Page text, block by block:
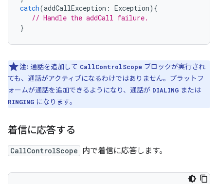
catch(addCallException : Exception){
// Handle the addCall failure.
}
注: 通話を追加して CallControlScope ブロックが実行され
ても、通話がアクティブになるわけではありません。プラットフ
ォームが通話を追加できるようになり、通話が DIALING または
RINGING になります。
着信に応答する
CallControlScope 内で着信に応答します。